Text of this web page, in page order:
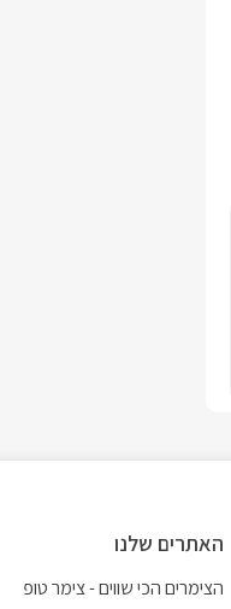
האתרים שלנו
הצימרים הכי שווים - צימר טופ